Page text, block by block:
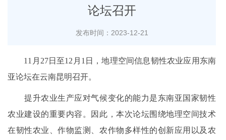
论坛召开
发布时间：2023-12-21
11月27日至12月1日，地理空间信息韧性农业应用东南
亚论坛在云南昆明召开。
提升农业生产应对气候变化的能力是东南亚国家韧性
农业建设的重要内容。因此，本次论坛围绕地理空间技术
在韧性农业、作物监测、农作物多样性的创新应用以及农